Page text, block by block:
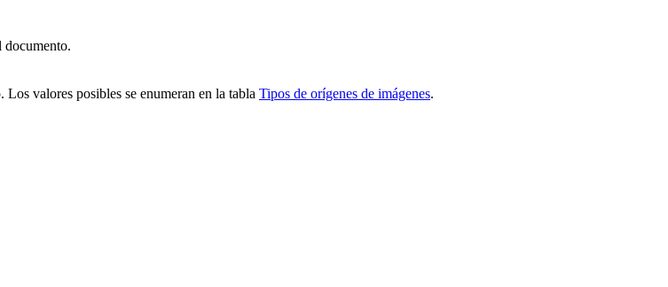
documento.
valores posibles se enumeran en la tabla Tipos de orígenes de imágenes.